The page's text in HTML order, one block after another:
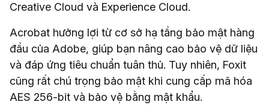
Creative Cloud và Experience Cloud.
Acrobat hưởng lợi từ cơ sở hạ tầng bảo mật hàng
đầu của Adobe, giúp bạn nâng cao bảo vệ dữ liệu
và đáp ứng tiêu chuẩn tuân thủ. Tuy nhiên, Foxit
cũng rất chú trọng bảo mật khi cung cấp mã hóa
AES 256-bit và bảo vệ bằng mật khẩu.